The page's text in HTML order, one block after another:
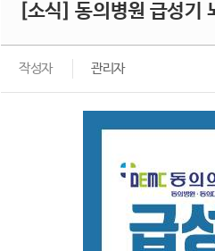
[소식] 동의병원 급성기
작성자 관리자